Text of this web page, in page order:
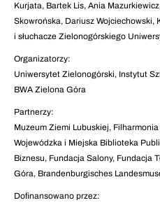
Kurjata, Bartek Lis, Ania
Skowrońska, Dariusz Wojciechowski,
i słuchacze Zielonogórskiego
Organizatorzy:
Uniwersytet Zielonogórski, Instytut
BWA Zielona Góra
Partnerzy:
Muzeum Ziemi Lubuskiej,
Wojewódzka i Miejska Biblioteka
Biznesu, Fundacja Salony, Fundacja
Góra, Brandenburgisches
Dofinansowano przez: